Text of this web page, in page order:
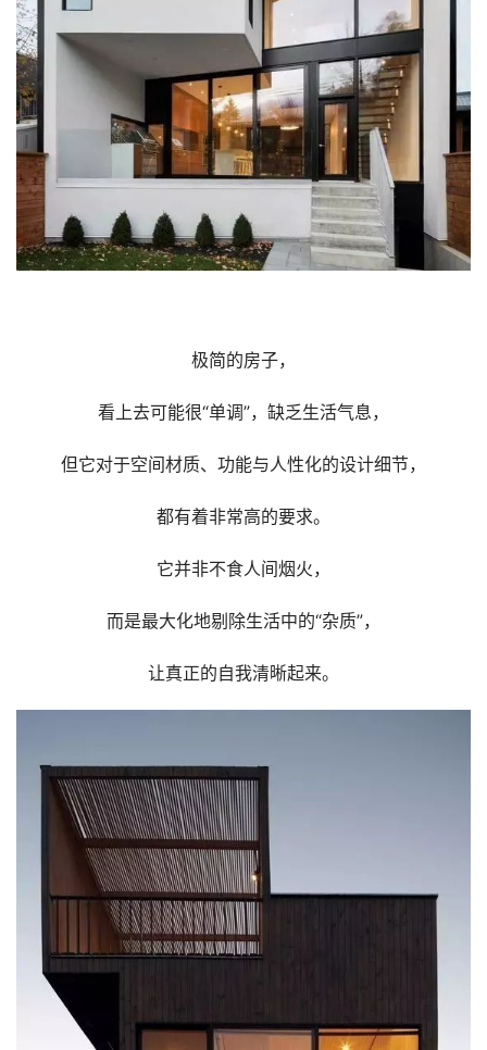
极简的房子，
看上去可能很“单调”，缺乏生活气息，
但它对于空间材质、功能与人性化的设计细节，
都有着非常高的要求。
它并非不食人间烟火，
而是最大化地剔除生活中的“杂质”，
让真正的自我清晰起来。